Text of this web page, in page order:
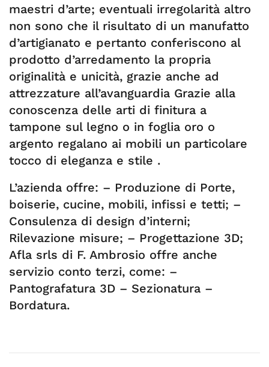
maestri d’arte; eventuali irregolarità altro
non sono che il risultato di un manufatto
d’artigianato e pertanto conferiscono al
prodotto d’arredamento la propria
originalità e unicità, grazie anche ad
attrezzature all’avanguardia Grazie alla
conoscenza delle arti di finitura a
tampone sul legno o in foglia oro o
argento regalano ai mobili un particolare
tocco di eleganza e stile .
L’azienda offre: – Produzione di Porte,
boiserie, cucine, mobili, infissi e tetti; –
Consulenza di design d’interni;
Rilevazione misure; – Progettazione 3D;
Afla srls di F. Ambrosio offre anche
servizio conto terzi, come: –
Pantografatura 3D – Sezionatura –
Bordatura.